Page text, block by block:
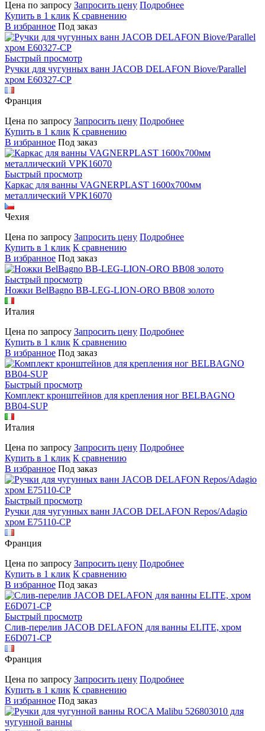
Цена по запросу Запросить цену Подробнее
Купить в 1 клик К сравнению
В избранное Под заказ
Быстрый просмотр
Ручки для чугунных ванн JACOB DELAFON Biove/Parallel
хром E60327-CP
Франция
Цена по запросу Запросить цену Подробнее
Купить в 1 клик К сравнению
В избранное Под заказ
Быстрый просмотр
Каркас для ванны VAGNERPLAST 1600х700мм
металлический VPK16070
Чехия
Цена по запросу Запросить цену Подробнее
Купить в 1 клик К сравнению
В избранное Под заказ
Быстрый просмотр
Ножки BelBagno BB-LEG-LION-ORO BB08 золото
Италия
Цена по запросу Запросить цену Подробнее
Купить в 1 клик К сравнению
В избранное Под заказ
Быстрый просмотр
Комплект кронштейнов для крепления ног BELBAGNO
BB04-SUP
Италия
Цена по запросу Запросить цену Подробнее
Купить в 1 клик К сравнению
В избранное Под заказ
Быстрый просмотр
Ручки для чугунных ванн JACOB DELAFON Repos/Adagio
хром E75110-CP
Франция
Цена по запросу Запросить цену Подробнее
Купить в 1 клик К сравнению
В избранное Под заказ
Быстрый просмотр
Слив-перелив JACOB DELAFON для ванны ELITE, хром
E6D071-CP
Франция
Цена по запросу Запросить цену Подробнее
Купить в 1 клик К сравнению
В избранное Под заказ